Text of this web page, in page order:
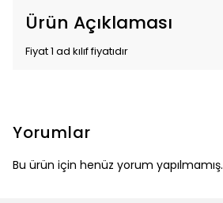
Ürün Açıklaması
Fiyat 1 ad kılıf fiyatıdır
Yorumlar
Bu ürün için henüz yorum yapılmamış.